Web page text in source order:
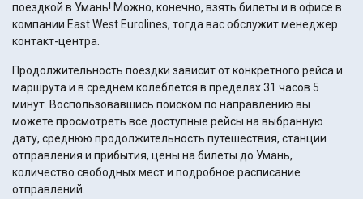
поездкой в Умань! Можно, конечно, взять билеты и в офисе в
компании East West Eurolines, тогда вас обслужит менеджер
контакт-центра.
Продолжительность поездки зависит от конкретного рейса и
маршрута и в среднем колеблется в пределах 31 часов 5
минут. Воспользовавшись поиском по направлению вы
можете просмотреть все доступные рейсы на выбранную
дату, среднюю продолжительность путешествия, станции
отправления и прибытия, цены на билеты до Умань,
количество свободных мест и подробное расписание
отправлений.